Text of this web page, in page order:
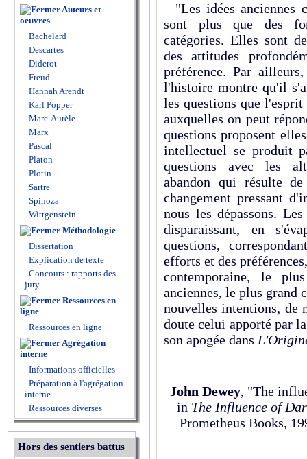
Auteurs et
oeuvres
Bachelard
Descartes
Diderot
Freud
Hannah Arendt
Karl Popper
Marc-Aurèle
Marx
Pascal
Platon
Plotin
Sartre
Spinoza
Wittgenstein
Méthodologie
Dissertation
Explication de texte
Concours : rapports des
jury
Ressources en
ligne
Ressources en ligne
Agrégation
interne
Informations officielles
Préparation à l'agrégation
interne
Ressources diverses
Hors des sentiers battus
"Les idées anciennes
sont plus que des
catégories. Elles sont
des attitudes
préférence. Par
l'histoire montre qu'il
les questions que l'esprit
auxquelles on peut
questions proposent
intellectuel se produit
questions avec les
abandon qui résulte
changement pressant
nous les dépassons.
disparaissant, en
questions,
efforts et des préférences,
contemporaine, le
anciennes, le plus grand
nouvelles intentions, de
doute celui apporté par
son apogée dans
John Dewey, "The
in The Influence of
Prometheus Books,